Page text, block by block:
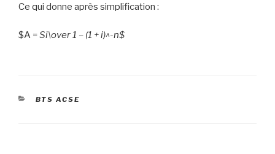
Ce qui donne après simplification :
$A =Si\over 1 – (1 + i)^-n$
CATEGORIES
BTS ACSE